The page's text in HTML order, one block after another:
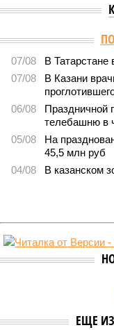
07/08
В Татарстане
07/08
В Казани
06/08
Праздничной
телебашню в
05/08
На
45,5 млн руб
04/08
В казанском
ЕЩЕ